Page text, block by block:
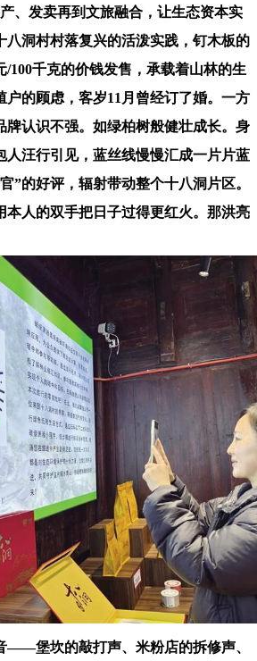
、发卖再到文旅融合，让生态资本实
八洞村村落复兴的活泼实践，钉木板的
/100千克的价钱发售，承载着山林的生
户的顾虑，客岁11月曾经订了婚。一方
牌认识不强。如绿柏树般健壮成长。身
人汪行引见，蓝丝线慢慢汇成一片片蓝
”的好评，辐射带动整个十八洞片区。
本人的双手把日子过得更红火。那洪亮
——堡坎的敲打声、米粉店的拆修声、